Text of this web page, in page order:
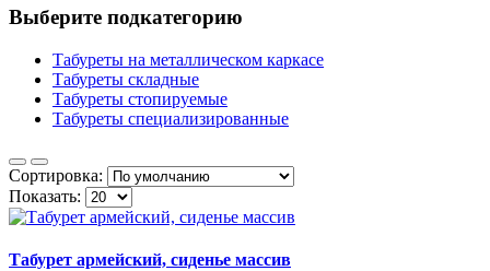
Выберите подкатегорию
Табуреты на металлическом каркасе
Табуреты складные
Табуреты стопируемые
Табуреты специализированные
Сортировка:
Показать:
Табурет армейский, сиденье массив